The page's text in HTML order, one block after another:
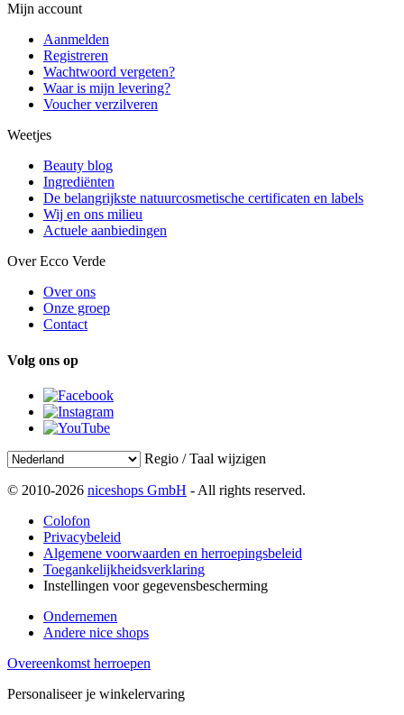
Mijn account
Aanmelden
Registreren
Wachtwoord vergeten?
Waar is mijn levering?
Voucher verzilveren
Weetjes
Beauty blog
Ingrediënten
De belangrijkste natuurcosmetische certificaten en labels
Wij en ons milieu
Actuele aanbiedingen
Over Ecco Verde
Over ons
Onze groep
Contact
Volg ons op
Regio / Taal wijzigen
© 2010-2026 niceshops GmbH - All rights reserved.
Colofon
Privacybeleid
Algemene voorwaarden en herroepingsbeleid
Toegankelijkheidsverklaring
Instellingen voor gegevensbescherming
Ondernemen
Andere nice shops
Overeenkomst herroepen
Personaliseer je winkelervaring